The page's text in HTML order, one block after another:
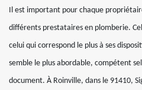
Il est important pour chaque
différents prestataires en plomberie.
celui qui correspond le plus à ses
semble le plus abordable, compétent
document. À Roinville, dans le 91410,